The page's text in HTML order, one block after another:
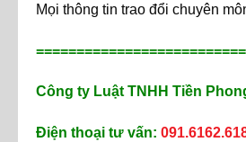
Mọi thông tin trao đổi chuyên
==========================
Công ty Luật TNHH Tiền
Điện thoại tư vấn: